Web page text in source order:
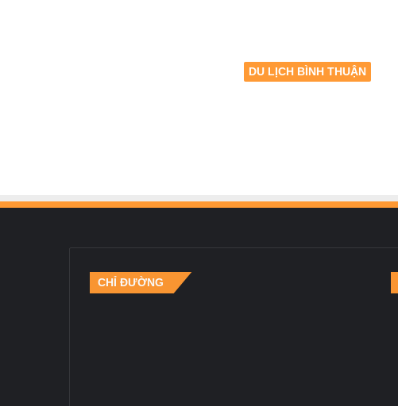
DU LỊCH BÌNH THUẬN
CHỈ ĐƯỜNG